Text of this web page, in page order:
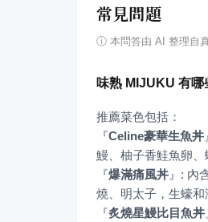
常見問題
ⓘ 本問答由 AI 整理自
味熟 MIJUKU 有哪
『Celine豪華生魚丼
『爆滿痛風丼 』 : 內
『炙燒星鰻比目魚丼